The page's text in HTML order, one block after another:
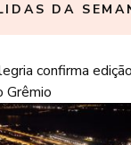
DA
confirma
Grêmio